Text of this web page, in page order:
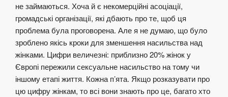
не займаються. Хоча й є некомерційні асоціації,
громадські організації, які дбають про те, щоб ця
проблема була проговорена. Але я не думаю, що було
зроблено якісь кроки для зменшення насильства над
жінками. Цифри величезні: приблизно 20% жінок у
Європі пережили сексуальне насильство на тому чи
іншому етапі життя. Кожна п’ята. Якщо розказувати про
цю цифру жінкам, то всі вони знають про це, багато хто